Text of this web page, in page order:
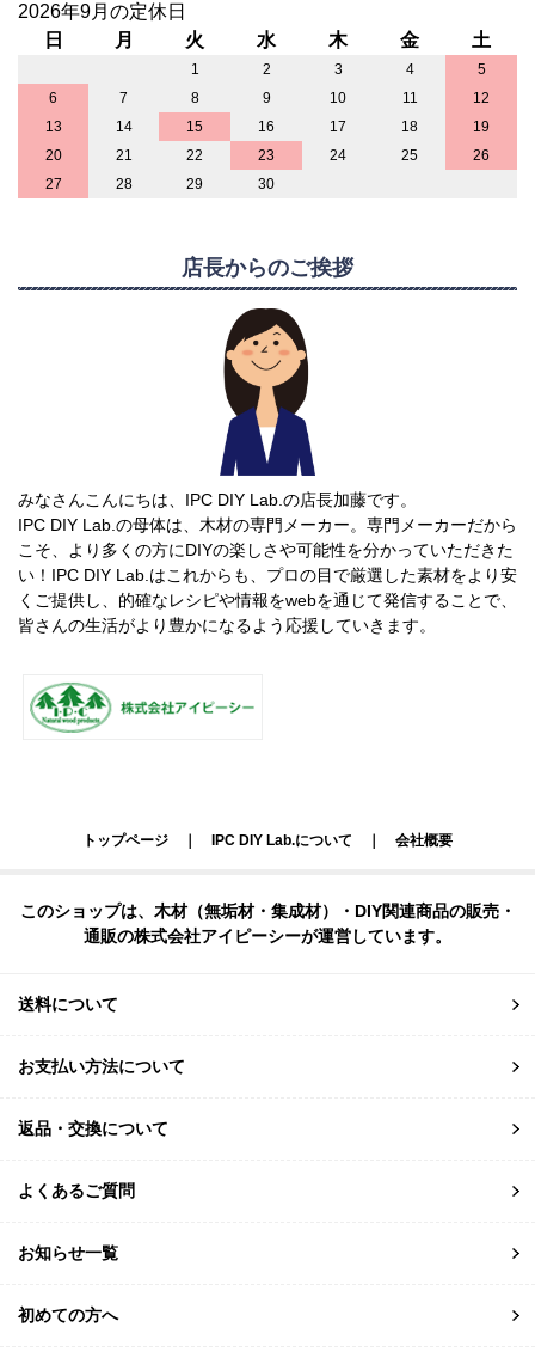
2026年9月の定休日
日
月 火 水 木 金 土
1 2 3 4
5
6
7 8 9 10 11
12
13
14 15 16 17 18
19
20
21 22 23 24 25
26
27
28 29 30
店長からのご挨拶
みなさんこんにちは、IPC DIY Lab.の店長加藤です。
IPC DIY Lab.の母体は、木材の専門メーカー。専門メーカーだから
こそ、より多くの方にDIYの楽しさや可能性を分かっていただきた
い！IPC DIY Lab.はこれからも、プロの目で厳選した素材をより安
くご提供し、的確なレシピや情報をwebを通じて発信することで、
皆さんの生活がより豊かになるよう応援していきます。
トップページ IPC DIY Lab.について 会社概要
このショップは、木材（無垢材・集成材）・DIY関連商品の販売・
通販の株式会社アイピーシーが運営しています。
送料について
お支払い方法について
返品・交換について
よくあるご質問
お知らせ一覧
初めての方へ